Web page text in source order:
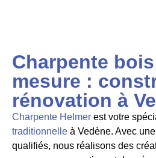
Charpente
mesure :
rénovation à
Charpente Helmer est votre
traditionnelle à Vedène. Avec
qualifiés, nous réalisons des